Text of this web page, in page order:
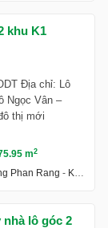
khu K1
Địa chỉ: Lô
Ngọc Vân –
thị mới
m2
Phan Rang - Khánh Hoà
nhà lô góc 2